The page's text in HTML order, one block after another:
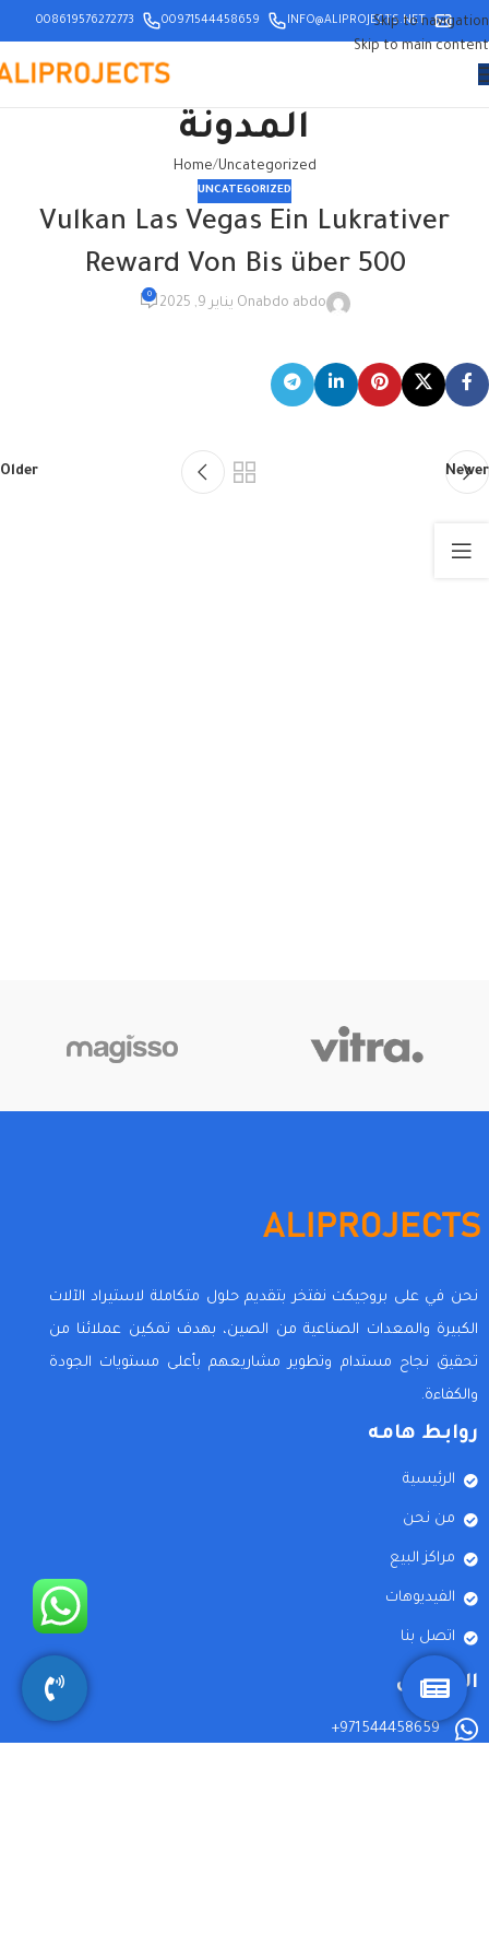
Skip to navigation
Skip to main content
INFO@ALIPROJECTS.NET
00971544458659
008619576272773
المدونة
Home Uncategorized
UNCATEGORIZED
Vulkan Las Vegas Ein Lukrativer
Reward Von Bis über 500
abdo abdoOn يناير 9, 2025
0
Newer
Older
نحن في على بروجيكت نفتخر بتقديم حلول متكاملة لاستيراد الآلات
الكبيرة والمعدات الصناعية من الصين، بهدف تمكين عملائنا من
تحقيق نجاح مستدام وتطوير مشاريعهم بأعلى مستويات الجودة
والكفاءة.
روابط هامه
الرئيسية
من نحن
مراكز البيع
الفيديوهات
اتصل بنا
التواصل
971544458659+